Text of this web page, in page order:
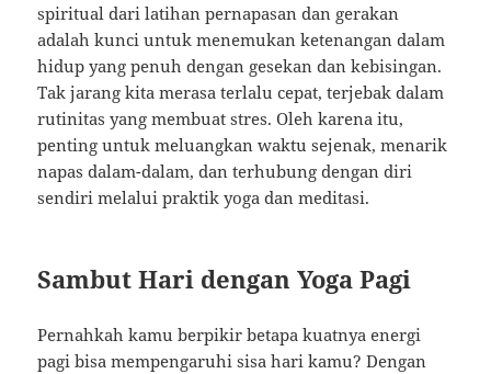
spiritual dari latihan pernapasan dan gerakan
adalah kunci untuk menemukan ketenangan dalam
hidup yang penuh dengan gesekan dan kebisingan.
Tak jarang kita merasa terlalu cepat, terjebak dalam
rutinitas yang membuat stres. Oleh karena itu,
penting untuk meluangkan waktu sejenak, menarik
napas dalam-dalam, dan terhubung dengan diri
sendiri melalui praktik yoga dan meditasi.
Sambut Hari dengan Yoga Pagi
Pernahkah kamu berpikir betapa kuatnya energi
pagi bisa mempengaruhi sisa hari kamu? Dengan